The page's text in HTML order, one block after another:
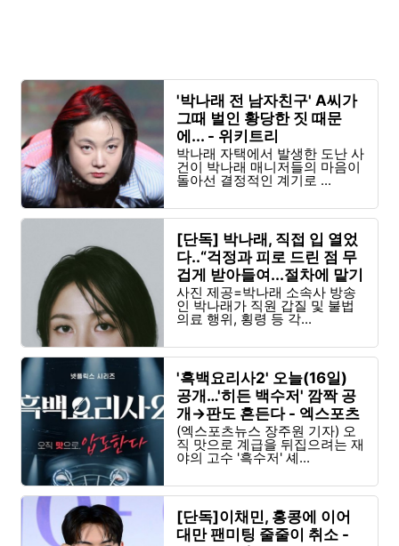
'박나래 전 남자친구' A씨가
그때 벌인 황당한 짓 때문
에... - 위키트리
박나래 자택에서 발생한 도난 사
건이 박나래 매니저들의 마음이
돌아선 결정적인 계기로 ...
[단독] 박나래, 직접 입 열었
다..“걱정과 피로 드린 점 무
겁게 받아들여...절차에 맡기
겠다” - 일간스포츠
사진 제공=박나래 소속사 방송
인 박나래가 직원 갑질 및 불법
의료 행위, 횡령 등 각...
'흑백요리사2' 오늘(16일)
공개…'히든 백수저' 깜짝 공
개→판도 흔든다 - 엑스포츠
뉴스
(엑스포츠뉴스 장주원 기자) 오
직 맛으로 계급을 뒤집으려는 재
야의 고수 '흑수저' 셰...
[단독]이채민, 홍콩에 이어
대만 팬미팅 줄줄이 취소 -